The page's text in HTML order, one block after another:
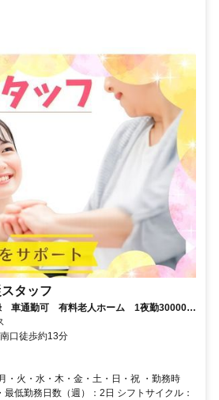
タッフ
車通勤可 有料老人ホーム 1夜勤30000円
口徒歩約13分
・火・水・木・金・土・日・祝 ・勤務時
低勤務日数（週）：2日 シフトサイクル：